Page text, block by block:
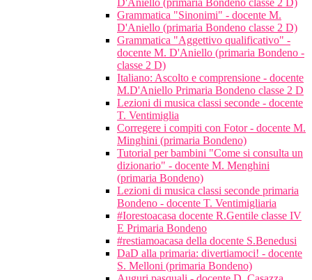
D'Aniello (primaria Bondeno classe 2 D)
Grammatica "Sinonimi" - docente M.
D'Aniello (primaria Bondeno classe 2 D)
Grammatica "Aggettivo qualificativo" -
docente M. D'Aniello (primaria Bondeno -
classe 2 D)
Italiano: Ascolto e comprensione - docente
M.D'Aniello Primaria Bondeno classe 2 D
Lezioni di musica classi seconde - docente
T. Ventimiglia
Corregere i compiti con Fotor - docente M.
Minghini (primaria Bondeno)
Tutorial per bambini "Come si consulta un
dizionario" - docente M. Menghini
(primaria Bondeno)
Lezioni di musica classi seconde primaria
Bondeno - docente T. Ventimigliaria
#Iorestoacasa docente R.Gentile classe IV
E Primaria Bondeno
#restiamoacasa della docente S.Benedusi
DaD alla primaria: divertiamoci! - docente
S. Melloni (primaria Bondeno)